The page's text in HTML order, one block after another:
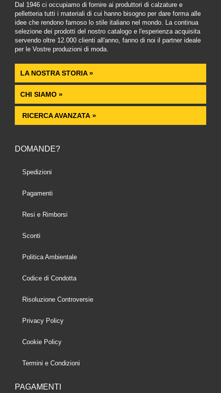
Dal 1946 ci occupiamo di fornire ai produttori di calzature e
pelletteria tutti i materiali di cui hanno bisogno per dare forma alle
idee che rendono famoso lo stile italiano nel mondo. La continua
selezione dei prodotti del nostro catalogo e l'esperienza acquisita
servendo oltre 12.000 clienti all'anno, fanno di noi il partner ideale
per le Vostre produzioni di moda.
LA NOSTRA STORIA »
CHI SIAMO »
RICERCA AVANZATA »
DOMANDE?
Spedizioni
Pagamenti
Resi e Rimborsi
Sconti
Politica Ambientale
Codice di Condotta
Risoluzione Controversie
Privacy Policy
Cookie Policy
Termini e Condizioni
PAGAMENTI